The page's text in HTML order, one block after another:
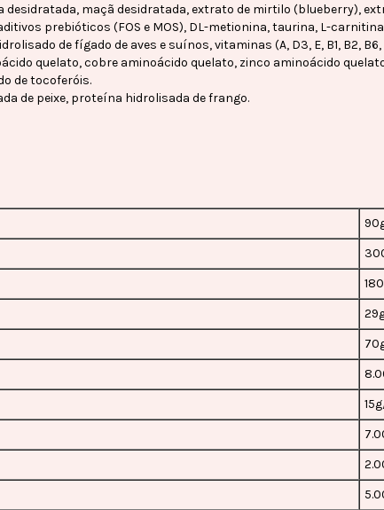
maçã desidratada, extrato de mirtilo (blueberry),
prebióticos (FOS e MOS), DL-metionina, taurina, L-
de fígado de aves e suínos, vitaminas (A, D3, E, B1, B2,
quelato, cobre aminoácido quelato, zinco aminoácido
de tocoferóis.
de peixe, proteína hidrolisada de frango.